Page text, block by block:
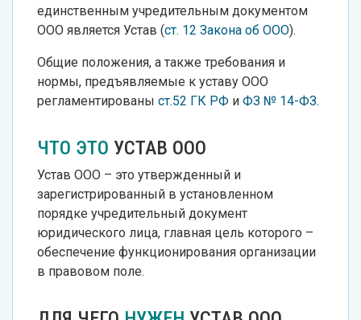
единственным учредительным документом
ООО является Устав (ст. 12 Закона об ООО).
Общие положения, а также требования и
нормы, предъявляемые к уставу ООО
регламентированы ст.52 ГК РФ и ФЗ № 14-ФЗ.
ЧТО ЭТО УСТАВ ООО
Устав ООО – это утвержденный и
зарегистрированный в установленном
порядке учредительный документ
юридического лица, главная цель которого –
обеспечение функционирования организации
в правовом поле.